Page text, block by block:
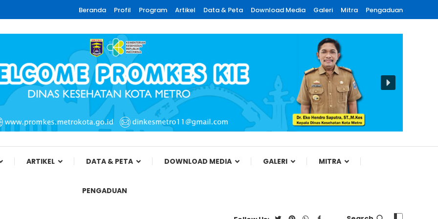
Beranda Profil Program Artikel Data & Peta Download Media Galeri Mitra Pengaduan
Metro
ARTIKEL DATA & PETA DOWNLOAD MEDIA GALERI MITRA
PENGADUAN